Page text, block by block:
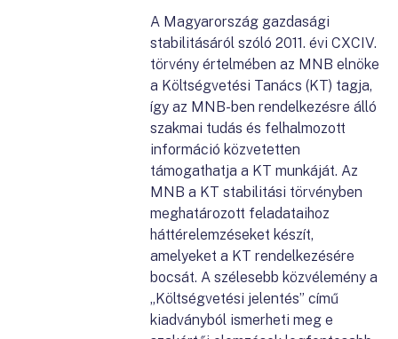
A Magyarország gazdasági
stabilitásáról szóló 2011. évi CXCIV.
törvény értelmében az MNB elnöke
a Költségvetési Tanács (KT) tagja,
így az MNB-ben rendelkezésre álló
szakmai tudás és felhalmozott
információ közvetetten
támogathatja a KT munkáját. Az
MNB a KT stabilitási törvényben
meghatározott feladataihoz
háttérelemzéseket készít,
amelyeket a KT rendelkezésére
bocsát. A szélesebb közvélemény a
„Költségvetési jelentés” című
kiadványból ismerheti meg e